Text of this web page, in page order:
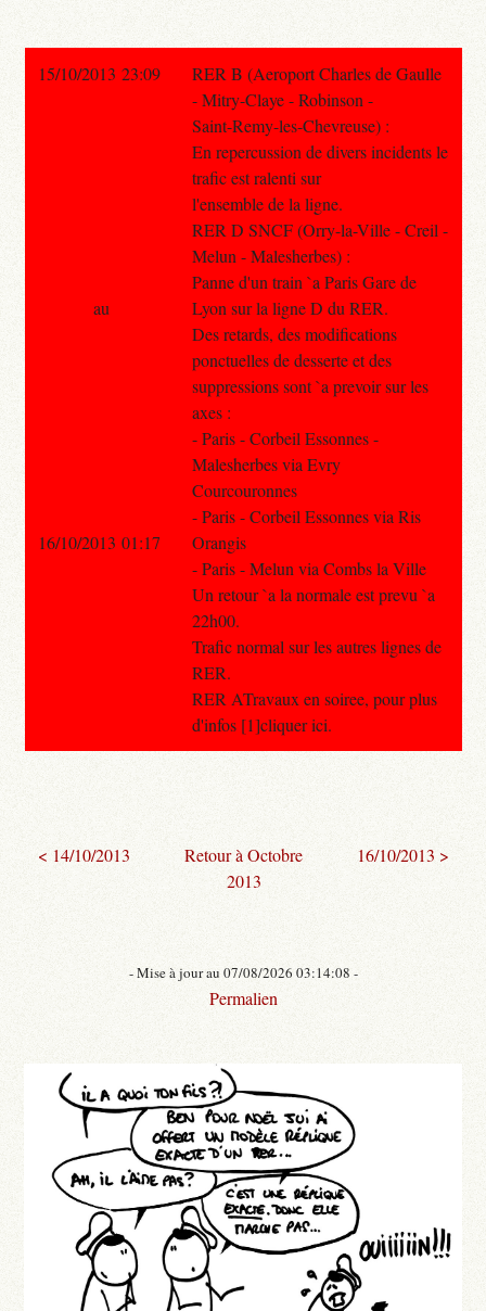
15/10/2013 23:09
RER B (Aeroport Charles de Gaulle
- Mitry-Claye - Robinson -
Saint-Remy-les-Chevreuse) :
En repercussion de divers incidents le
trafic est ralenti sur
l'ensemble de la ligne.
RER D SNCF (Orry-la-Ville - Creil -
Melun - Malesherbes) :
Panne d'un train `a Paris Gare de
Lyon sur la ligne D du RER.
Des retards, des modifications
ponctuelles de desserte et des
suppressions sont `a prevoir sur les
axes :
- Paris - Corbeil Essonnes -
Malesherbes via Evry
Courcouronnes
- Paris - Corbeil Essonnes via Ris
Orangis
- Paris - Melun via Combs la Ville
Un retour `a la normale est prevu `a
22h00.
Trafic normal sur les autres lignes de
RER.
RER ATravaux en soiree, pour plus
d'infos [1]cliquer ici.
au
16/10/2013 01:17
< 14/10/2013
Retour à Octobre
2013
16/10/2013 >
- Mise à jour au 07/08/2026 03:14:08 -
Permalien